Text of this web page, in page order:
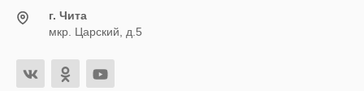
г. Чита
мкр. Царский, д.5